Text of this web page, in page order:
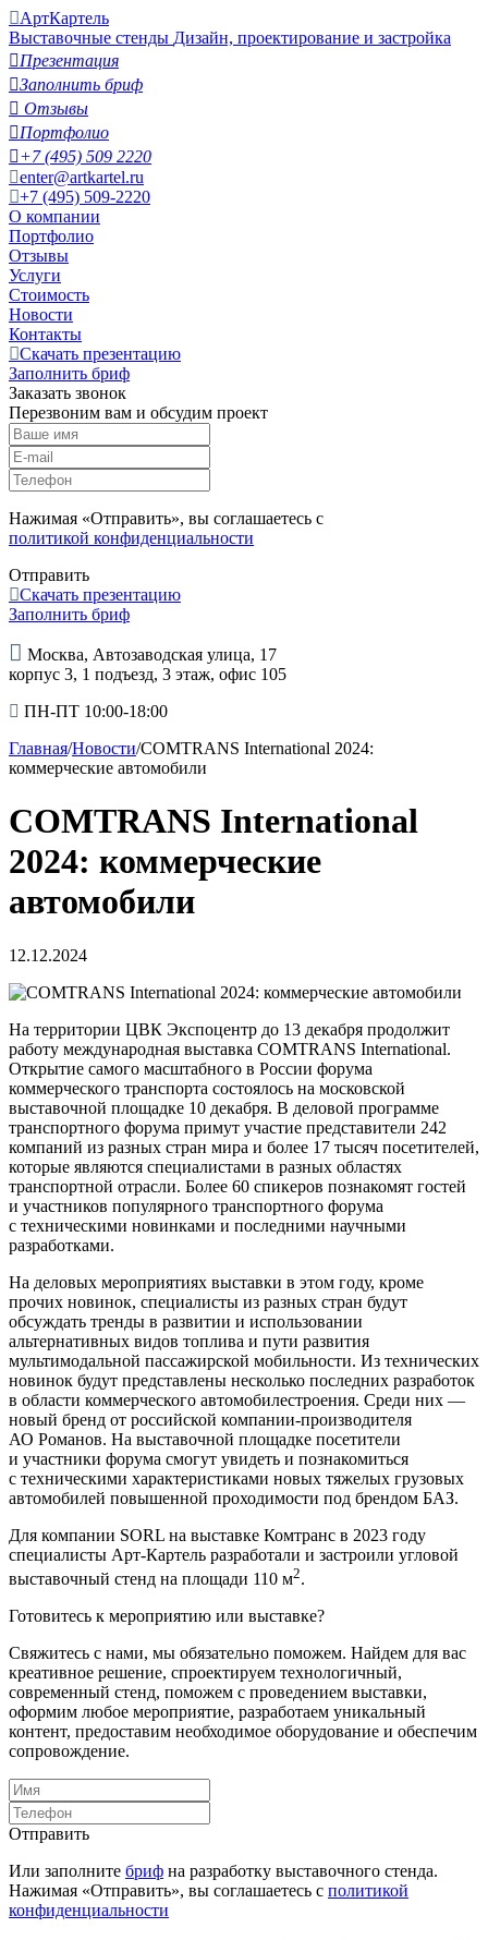
АртКартель
Выставочные стенды Дизайн, проектирование и застройка
Презентация
Заполнить бриф
 Отзывы
Портфолио
+7 (495) 509 2220
enter@artkartel.ru
+7 (495) 509-2220
О компании
Портфолио
Отзывы
Услуги
Стоимость
Новости
Контакты
Скачать презентацию
Заполнить бриф
Заказать звонок
Перезвоним вам и обсудим проект
Нажимая «Отправить», вы соглашаетесь с
политикой конфиденциальности
Отправить
Скачать презентацию
Заполнить бриф
Москва, Автозаводская улица, 17
корпус 3, 1 подъезд, 3 этаж, офис 105
ПН-ПТ 10:00-18:00
Главная/Новости/COMTRANS International 2024:
коммерческие автомобили
COMTRANS International
2024: коммерческие
автомобили
12.12.2024
На территории ЦВК Экспоцентр до 13 декабря продолжит
работу международная выставка COMTRANS International.
Открытие самого масштабного в России форума
коммерческого транспорта состоялось на московской
выставочной площадке 10 декабря. В деловой программе
транспортного форума примут участие представители 242
компаний из разных стран мира и более 17 тысяч посетителей,
которые являются специалистами в разных областях
транспортной отрасли. Более 60 спикеров познакомят гостей
и участников популярного транспортного форума
с техническими новинками и последними научными
разработками.
На деловых мероприятиях выставки в этом году, кроме
прочих новинок, специалисты из разных стран будут
обсуждать тренды в развитии и использовании
альтернативных видов топлива и пути развития
мультимодальной пассажирской мобильности. Из технических
новинок будут представлены несколько последних разработок
в области коммерческого автомобилестроения. Среди них —
новый бренд от российской компании-производителя
АО Романов. На выставочной площадке посетители
и участники форума смогут увидеть и познакомиться
с техническими характеристиками новых тяжелых грузовых
автомобилей повышенной проходимости под брендом БАЗ.
Для компании SORL на выставке Комтранс в 2023 году
специалисты Арт-Картель разработали и застроили угловой
выставочный стенд на площади 110 м2.
Готовитесь к мероприятию или выставке?
Свяжитесь с нами, мы обязательно поможем. Найдем для вас
креативное решение, спроектируем технологичный,
современный стенд, поможем с проведением выставки,
оформим любое мероприятие, разработаем уникальный
контент, предоставим необходимое оборудование и обеспечим
сопровождение.
Отправить
Или заполните бриф на разработку выставочного стенда.
Нажимая «Отправить», вы соглашаетесь с политикой
конфиденциальности